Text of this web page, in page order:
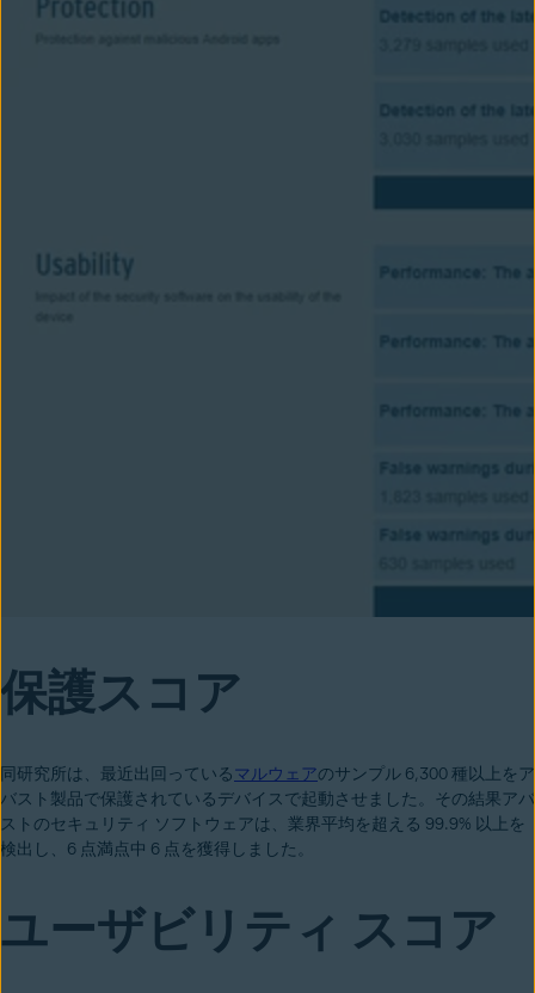
保護スコア
同研究所は、最近出回っているマルウェアのサンプル 6,300 種以上をア
バスト製品で保護されているデバイスで起動させました。その結果アバ
ストのセキュリティ ソフトウェアは、業界平均を超える 99.9% 以上を
検出し、6 点満点中 6 点を獲得しました。
ユーザビリティ スコア